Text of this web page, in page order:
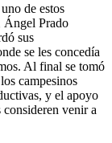
de estos
Ángel Prado
sus
se les concedía
Al final se tomó
campesinos
y el apoyo
venir a